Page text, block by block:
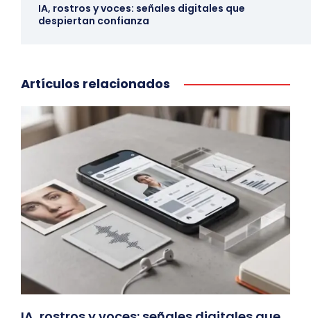
IA, rostros y voces: señales digitales que
despiertan confianza
Artículos relacionados